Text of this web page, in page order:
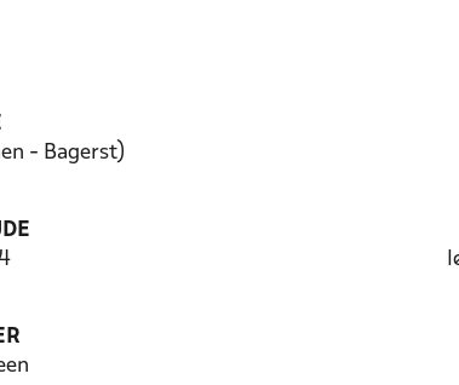
- Bagerst)